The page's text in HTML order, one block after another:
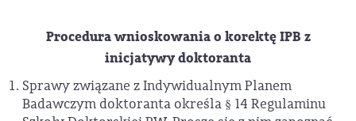
Procedura wnioskowania o korektę IPB z
inicjatywy doktoranta
Sprawy związane z Indywidualnym Planem
Badawczym doktoranta określa § 14 Regulaminu